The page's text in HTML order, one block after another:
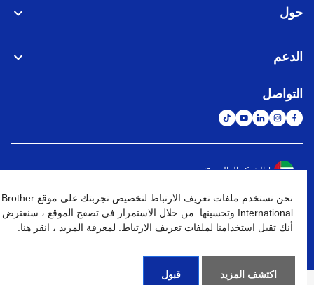
حول
الدعم
التواصل
الشبكة العالمية
نهج الخصوصية شروط الإستخدام خريطة الموقع الإنتقال إلى الموقع العالمي
كافة الحقوق محفوظة. BROTHER INTERNATIONAL (GULF) FZE
نحن نستخدم ملفات تعريف الارتباط لتخصيص تجربتك على موقع Brother
International وتحسينها. من خلال الاستمرار في تصفح الموقع ، سنفترض
أنك تقبل استخدامنا لملفات تعريف الارتباط. لمعرفة المزيد ، انقر هنا.
اكتشف المزيد قبول